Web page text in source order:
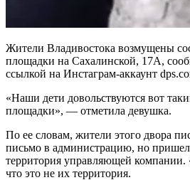
Жители Владивостока возмущены
площадки на Сахалинской, 17А,
ссылкой на Инстаграм-аккаунт
«Наши дети довольствуются вот
площадки», — отметила девушка.
По ее словам, жители этого двора
письмо в администрацию, но пришел
территория управляющей компании.
что это не их территория.